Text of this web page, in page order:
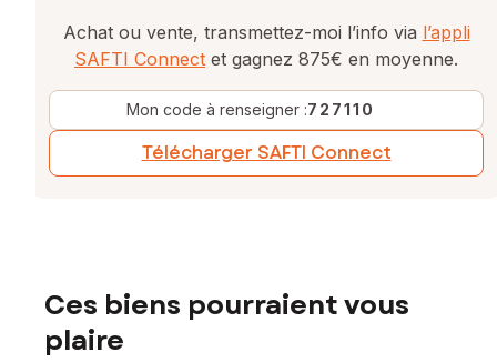
Achat ou vente, transmettez-moi l’info via l’appli
SAFTI Connect et gagnez 875€ en moyenne.
Mon code à renseigner :727110
Télécharger SAFTI Connect
Ces biens pourraient vous
plaire